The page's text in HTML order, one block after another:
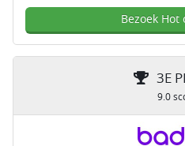
Bezoek Hot
3E
9.0